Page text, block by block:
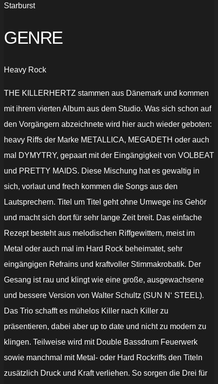
Starburst
GENRE
Heavy Rock
THE KILLERHERTZ stammen aus Dänemark und kommen
mit ihrem vierten Album aus dem Studio. Was sich schon auf
den Vorgängern abzeichnete wird hier auch wieder geboten:
heavy Riffs der Marke METALLICA, MEGADETH oder auch
mal DYMYTRY, gepaart mit der Eingängigkeit von VOLBEAT
und PRETTY MAIDS. Diese Mischung hat es gewaltig in
sich, vorlaut und frech kommen die Songs aus den
Lautsprechern. Titel um Titel geht ohne Umwege ins Gehör
und macht sich dort für sehr lange Zeit breit. Das einfache
Rezept besteht aus melodischen Riffgewittern, meist im
Metal oder auch mal im Hard Rock beheimatet, sehr
eingängigen Refrains und kraftvoller Stimmakrobatik. Der
Gesang ist rau und klingt wie eine große, ausgewachsene
und bessere Version von Walter Schultz (SUN N‘ STEEL).
Das Trio schafft es mühelos Killer nach Killer zu
präsentieren, dabei aber up to date und nicht zu modern zu
klingen. Teilweise wird mit Double Bassdrum Feuerwerk
sowie manchmal mit Metal- oder Hard Rockriffs den Titeln
zusätzlich Druck und Kraft verliehen. So sorgen die Drei für